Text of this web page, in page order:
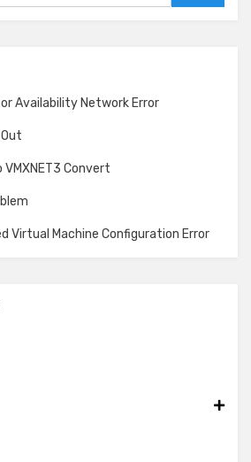
Availability Network Error
VMXNET3 Convert
Virtual Machine Configuration Error